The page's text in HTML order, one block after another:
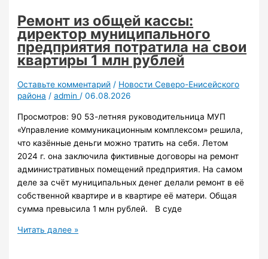
району
будущее
Ремонт из общей кассы:
директор муниципального
предприятия потратила на свои
квартиры 1 млн рублей
Оставьте комментарий / Новости Северо-Енисейского
района /admin /06.08.2026
Просмотров: 90 53-летняя руководительница МУП
«Управление коммуникационным комплексом» решила,
что казённые деньги можно тратить на себя. Летом
2024 г. она заключила фиктивные договоры на ремонт
административных помещений предприятия. На самом
деле за счёт муниципальных денег делали ремонт в её
собственной квартире и в квартире её матери. Общая
сумма превысила 1 млн рублей. В суде
Ремонт
Читать далее »